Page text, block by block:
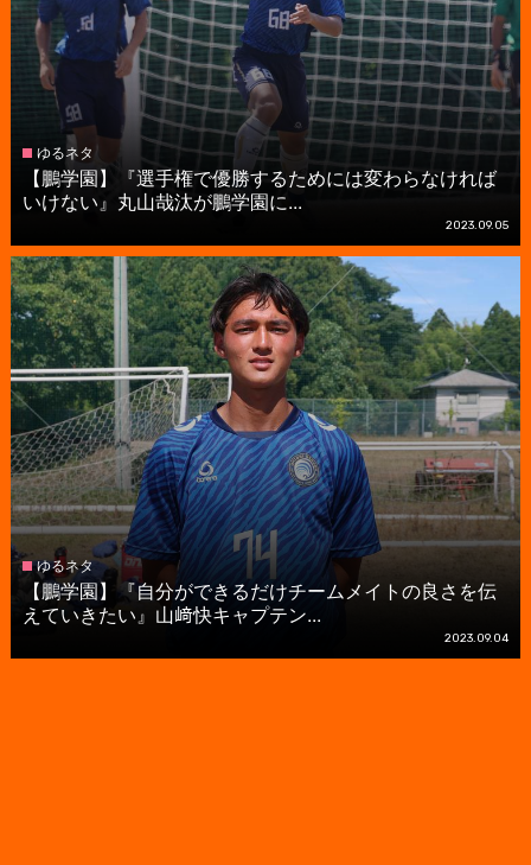
ゆるネタ
【鵬学園】『選手権で優勝するためには変わらなければ
いけない』丸山哉汰が鵬学園に...
2023.09.05
ゆるネタ
【鵬学園】『自分ができるだけチームメイトの良さを伝
えていきたい』山﨑快キャプテン...
2023.09.04